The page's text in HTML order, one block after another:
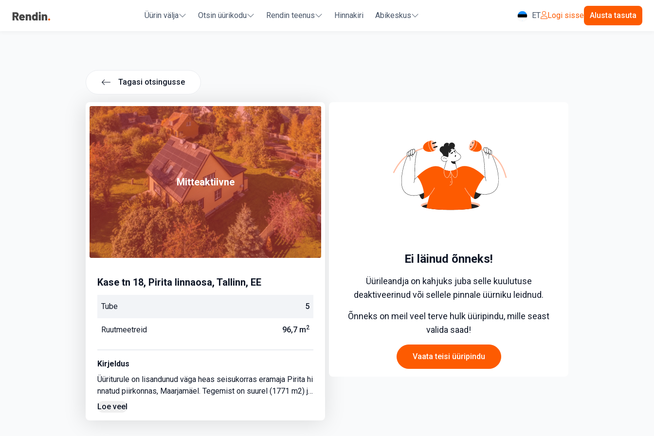
Üürin välja Otsin üürikodu Rendin teenus Hinnakiri Abikeskus ET Logi sisse Alusta tasuta
Tagasi otsingusse
Mitteaktiivne
Kase tn 18, Pirita linnaosa, Tallinn, EE
Tube 5
Ruutmeetreid 96,7 m2
Kirjeldus
Üüriturule on lisandunud väga heas seisukorras eramaja Pirita hi
nnatud piirkonnas, Maarjamäel. Tegemist on suurel (1771 m2) ja
privaatsel kinnistul asuva hoonega, mis on mõni aasta tagasi nii
Loe veel
Ei läinud õnneks!
Üürileandja on kahjuks juba selle kuulutuse
deaktiveerinud või sellele pinnale üürniku leidnud.
Õnneks on meil veel terve hulk üüripindu, mille seast
valida saad!
Vaata teisi üüripindu